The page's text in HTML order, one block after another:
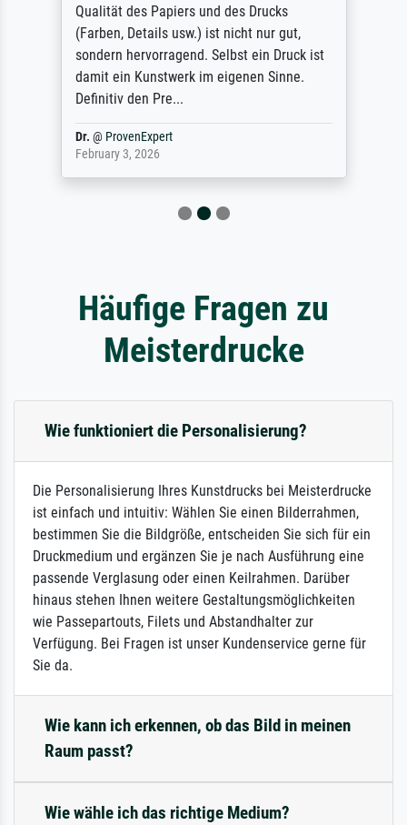
Qualität des Papiers und des Drucks
(Farben, Details usw.) ist nicht nur gut,
sondern hervorragend. Selbst ein Druck ist
damit ein Kunstwerk im eigenen Sinne.
Definitiv den Pre...
Dr. @ ProvenExpert
February 3, 2026
Häufige Fragen zu
Meisterdrucke
Wie funktioniert die Personalisierung?
Die Personalisierung Ihres Kunstdrucks bei Meisterdrucke
ist einfach und intuitiv: Wählen Sie einen Bilderrahmen,
bestimmen Sie die Bildgröße, entscheiden Sie sich für ein
Druckmedium und ergänzen Sie je nach Ausführung eine
passende Verglasung oder einen Keilrahmen. Darüber
hinaus stehen Ihnen weitere Gestaltungsmöglichkeiten
wie Passepartouts, Filets und Abstandhalter zur
Verfügung. Bei Fragen ist unser Kundenservice gerne für
Sie da.
Wie kann ich erkennen, ob das Bild in meinen
Raum passt?
Wie wähle ich das richtige Medium?